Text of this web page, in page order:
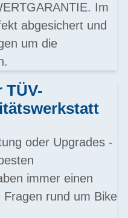
Im
abgesichert und
um die
TÜV-
oder Upgrades -
immer einen
rund um Bike